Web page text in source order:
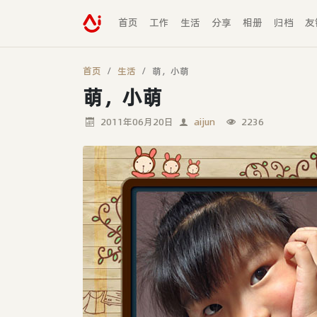
首页 工作 生活 分享 相册 归档
首页 生活 萌，小萌
萌，小萌
2011年06月20日 aijun 2236